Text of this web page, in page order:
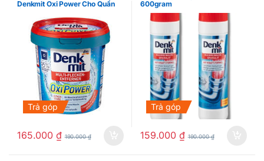
Denkmit Oxi Power Cho Quần
Trả góp
165.000 ₫ 190.000₫
600gram
Trả góp
159.000 ₫ 190.000₫